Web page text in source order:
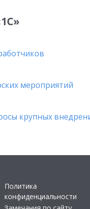
мероприятий
крупных
Политика
конфиденциальности